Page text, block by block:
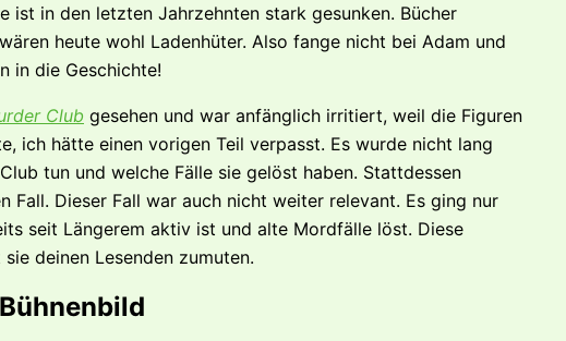
ist in den letzten Jahrzehnten stark gesunken. Bücher
heute wohl Ladenhüter. Also fange nicht bei Adam und
in die Geschichte!
Club gesehen und war anfänglich irritiert, weil die Figuren
ich hätte einen vorigen Teil verpasst. Es wurde nicht lang
tun und welche Fälle sie gelöst haben. Stattdessen
Fall. Dieser Fall war auch nicht weiter relevant. Es ging nur
seit Längerem aktiv ist und alte Mordfälle löst. Diese
deinen Lesenden zumuten.